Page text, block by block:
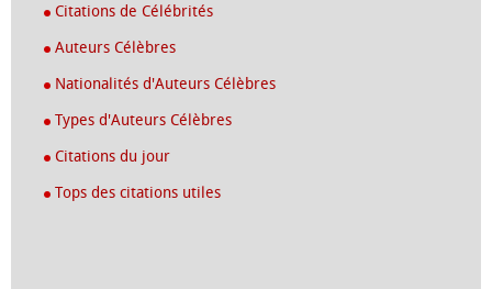
Citations de Célébrités
Auteurs Célèbres
Nationalités d'Auteurs Célèbres
Types d'Auteurs Célèbres
Citations du jour
Tops des citations utiles